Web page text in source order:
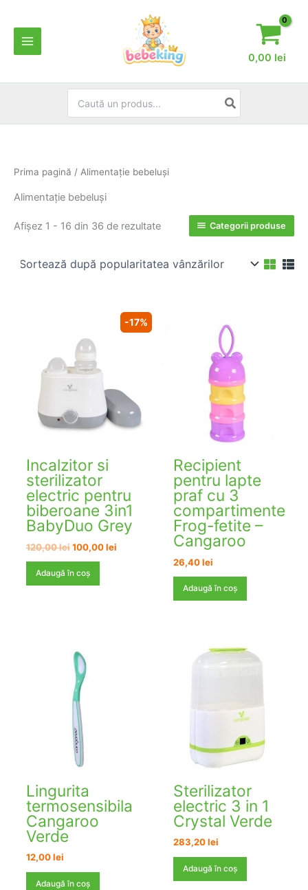
content
0,00 lei
for:
Prima pagină / Alimentaţie bebeluşi
Alimentaţie bebeluşi
Afișez 1 - 16 din 36 de rezultateSortat Categorii produse
-17%
Incalzitor si
sterilizator
electric pentru
biberoane 3in1
BabyDuo Grey
120,00lei Prețul
a
fost:
100,00leiPrețul
Adaugă în coș
Recipient
pentru lapte
praf cu 3
compartimente
Frog-fetite –
Cangaroo
26,40lei
Adaugă în coș
Lingurita
termosensibila
Cangaroo
Verde
12,00lei
Adaugă în coș
Sterilizator
electric 3 in 1
Crystal Verde
283,20lei
Adaugă în coș